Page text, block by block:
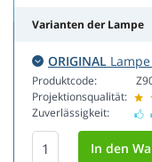
Varianten der Lampe
ORIGINAL
Produktcode:
Projektionsqualität:
Zuverlässigkeit: